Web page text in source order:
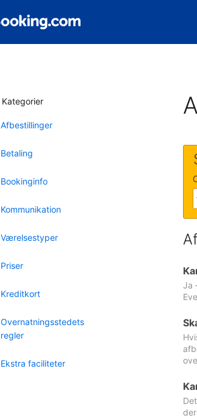
Kategorier
Afbestillinger
Betaling
Bookinginfo
Kommunikation
Værelsestyper
Priser
Kreditkort
Overnatningsstedets
regler
Ekstra faciliteter
Ja